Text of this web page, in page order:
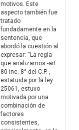
motivos. Este
aspecto también fue
tratado
fundadamente en la
sentencia, que
abordó la cuestión al
expresar: “La regla
que analizamos -art.
80 inc. 8° del C.P.-,
estatuida por la ley
25061, estuvo
motivada por una
combinación de
factores
consistentes,